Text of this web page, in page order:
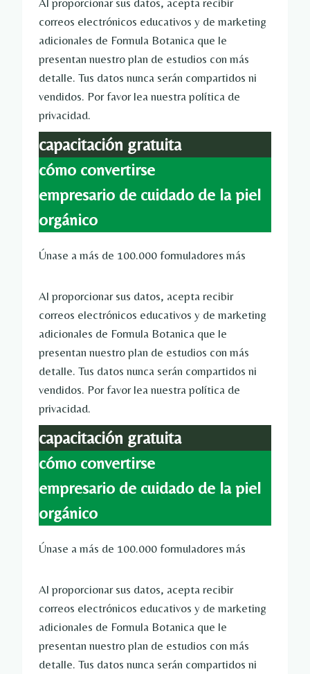
Al proporcionar sus datos, acepta recibir
correos electrónicos educativos y de marketing
adicionales de Formula Botanica que le
presentan nuestro plan de estudios con más
detalle. Tus datos nunca serán compartidos ni
vendidos. Por favor lea nuestra política de
privacidad.
capacitación gratuita
cómo convertirse
empresario de cuidado de la piel
orgánico
Únase a más de 100.000 formuladores más
Al proporcionar sus datos, acepta recibir
correos electrónicos educativos y de marketing
adicionales de Formula Botanica que le
presentan nuestro plan de estudios con más
detalle. Tus datos nunca serán compartidos ni
vendidos. Por favor lea nuestra política de
privacidad.
capacitación gratuita
cómo convertirse
empresario de cuidado de la piel
orgánico
Únase a más de 100.000 formuladores más
Al proporcionar sus datos, acepta recibir
correos electrónicos educativos y de marketing
adicionales de Formula Botanica que le
presentan nuestro plan de estudios con más
detalle. Tus datos nunca serán compartidos ni